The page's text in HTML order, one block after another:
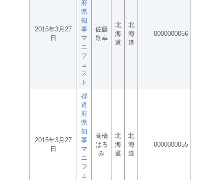
2015年3月27
日
府
県
知
事
マ
ニ
フ
ェ
ス
ト
佐藤
則幸
北
海
道
北
海
道
0000000056
2015年3月27
日
都
道
府
県
知
事
マ
ニ
フ
ェ
高橋
はる
み
北
海
道
北
海
道
0000000055